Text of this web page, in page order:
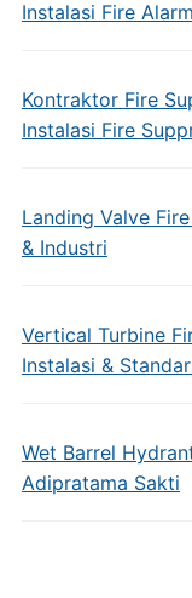
Instalasi Fire
Kontraktor Fire
Instalasi Fire
Landing Valve
& Industri
Vertical Turbine
Instalasi &
Wet Barrel
Adipratama Sakti